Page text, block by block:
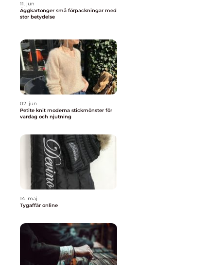
11. jun
Äggkartonger små förpackningar med
stor betydelse
02. jun
Petite knit moderna stickmönster för
vardag och njutning
14. maj
Tygaffär online